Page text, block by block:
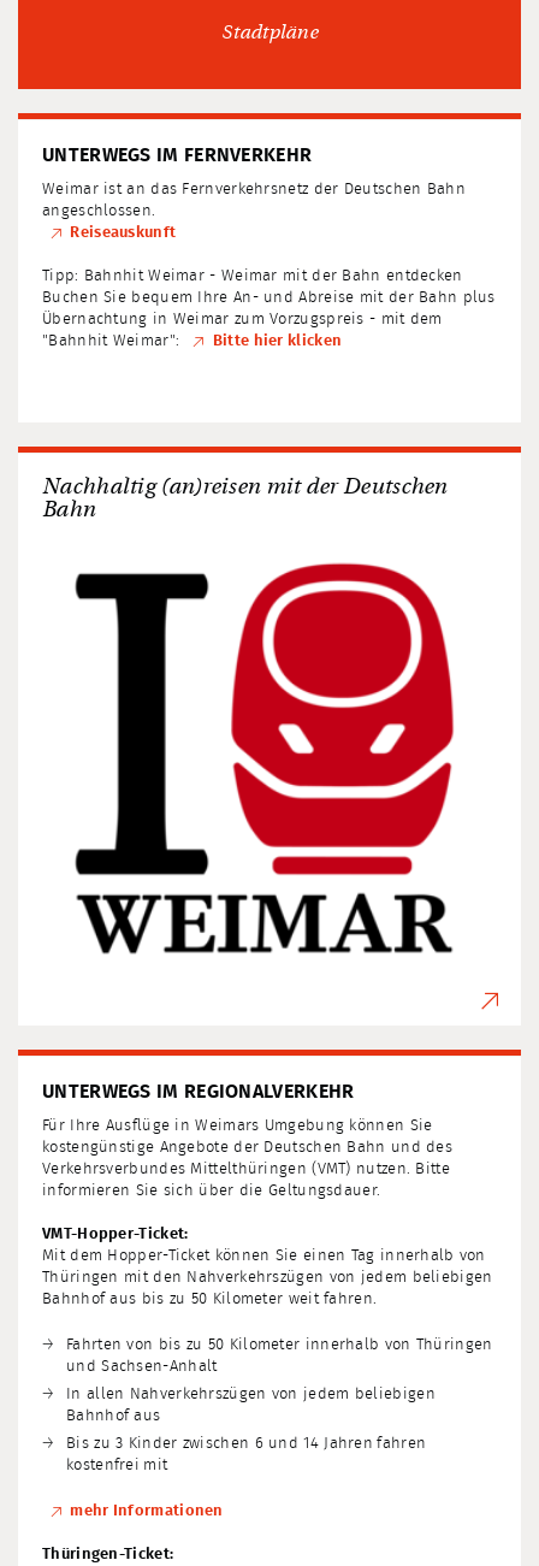
Stadtpläne
UNTERWEGS IM FERNVERKEHR
Weimar ist an das Fernverkehrsnetz der Deutschen Bahn
angeschlossen.
Reiseauskunft
Tipp: Bahnhit Weimar - Weimar mit der Bahn entdecken
Buchen Sie bequem Ihre An- und Abreise mit der Bahn plus
Übernachtung in Weimar zum Vorzugspreis - mit dem
"Bahnhit Weimar":
Bitte hier klicken
Nachhaltig (an)reisen mit der Deutschen
Bahn
UNTERWEGS IM REGIONALVERKEHR
Für Ihre Ausflüge in Weimars Umgebung können Sie
kostengünstige Angebote der Deutschen Bahn und des
Verkehrs­verbundes Mittelthüringen (VMT) nutzen. Bitte
informieren Sie sich über die Geltungsdauer.
VMT-Hopper-Ticket:
Mit dem Hopper-Ticket können Sie einen Tag innerhalb von
Thüringen mit den Nahverkehrszügen von jedem beliebigen
Bahnhof aus bis zu 50 Kilometer weit fahren.
Fahrten von bis zu 50 Kilometer innerhalb von Thüringen
und Sachsen-Anhalt
In allen Nahverkehrszügen von jedem beliebigen
Bahnhof aus
Bis zu 3 Kinder zwischen 6 und 14 Jahren fahren
kostenfrei mit
mehr Informationen
Thüringen-Ticket: